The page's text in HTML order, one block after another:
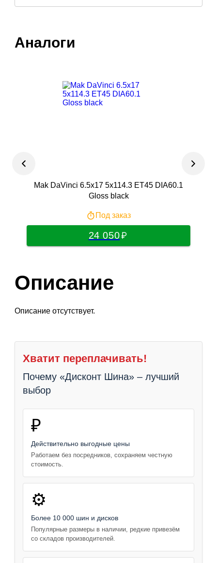
Аналоги
Mak DaVinci 6.5x17 5x114.3 ET45 DIA60.1
Gloss black
Под заказ
24 050
Описание
Описание отсутствует.
Хватит переплачивать!
Почему «Дисконт Шина» – лучший
выбор
₽
Действительно выгодные цены
Работаем без посредников, сохраняем честную
стоимость.
⚙️
Более 10 000 шин и дисков
Популярные размеры в наличии, редкие привезём
со складов производителей.